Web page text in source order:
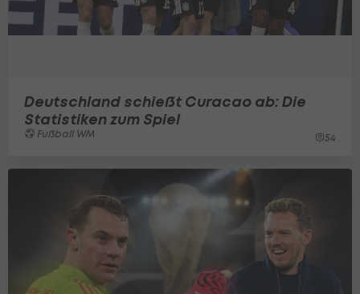
Deutschland schießt Curacao ab: Die
Statistiken zum Spiel
Fußball WM 54